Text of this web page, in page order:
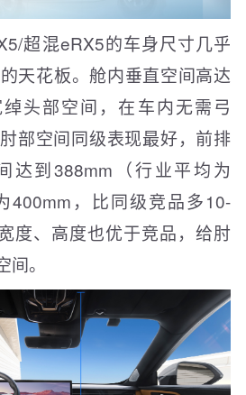
超混eRX5的车身尺寸几乎
天花板。舱内垂直空间高达
头部空间，在车内无需弓
部空间同级表现最好，前排
达到388mm（行业平均为
400mm，比同级竞品多10-
度、高度也优于竞品，给肘
。